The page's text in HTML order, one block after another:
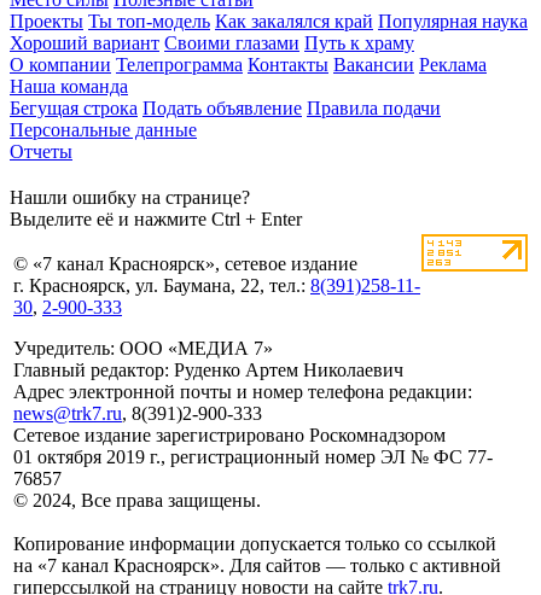
Проекты Ты топ-модель Как закалялся край Популярная наука
Хороший вариант Своими глазами Путь к храму
О компании Телепрограмма Контакты Вакансии Реклама
Наша команда
Бегущая строка Подать объявление Правила подачи
Персональные данные
Отчеты
Нашли ошибку на странице?
Выделите её и нажмите Ctrl + Enter
© «7 канал Красноярск», сетевое издание
г. Красноярск, ул. Баумана, 22, тел.: 8(391)258-11-
30, 2-900-333
Учредитель: ООО «МЕДИА 7»
Главный редактор: Руденко Артем Николаевич
Адрес электронной почты и номер телефона редакции:
news@trk7.ru, 8(391)2-900-333
Сетевое издание зарегистрировано Роскомнадзором
01 октября 2019 г., регистрационный номер ЭЛ № ФС 77-
76857
© 2024, Все права защищены.
Копирование информации допускается только со ссылкой
на «7 канал Красноярск». Для сайтов — только с активной
гиперссылкой на страницу новости на сайте trk7.ru.